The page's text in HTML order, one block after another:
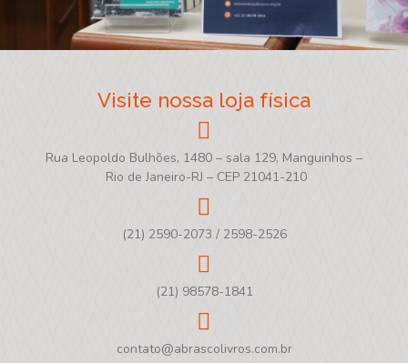
Visite nossa loja física
Rua Leopoldo Bulhões, 1480 – sala 129, Manguinhos –
Rio de Janeiro-RJ – CEP 21041-210
(21) 2590-2073 / 2598-2526
(21) 98578-1841
contato@abrascolivros.com.br